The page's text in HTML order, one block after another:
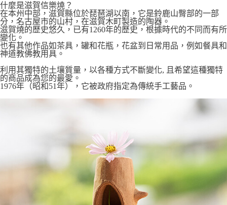
宅配
每筆NT$100，滿NT$999(含以上)免運費
什麼是滋賀信樂燒？
在本州中部，滋賀縣位於琵琶湖以南，它是鈴鹿山臀部的一部
分，名古屋市的山村，在滋賀木町製造的陶器。
滋賀燒的歷史悠久，已有1260年的歷史，根據時代的不同而有所
變化。
也有其他作品如茶具，罐和花瓶，花盆到日常用品，例如餐具和
神道教佛教用具。
利用其獨特的土壤質量，以各種方式不斷變化, 且希望這種獨特
的商品成為您的最愛。
1976年（昭和51年），它被政府指定為傳統手工藝品。